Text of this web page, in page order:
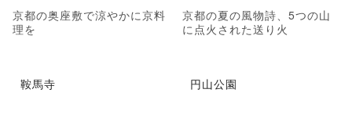
京都の奥座敷で涼やかに京料
理を
京都の夏の風物詩、5つの山
に点火された送り火
鞍馬寺 円山公園